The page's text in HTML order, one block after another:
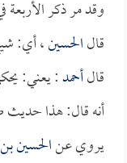
وقد مر ذكر
قالالحسين، أي:
قالأحمد: يعني:
أنه قال: هذا
يروي عنالحسين